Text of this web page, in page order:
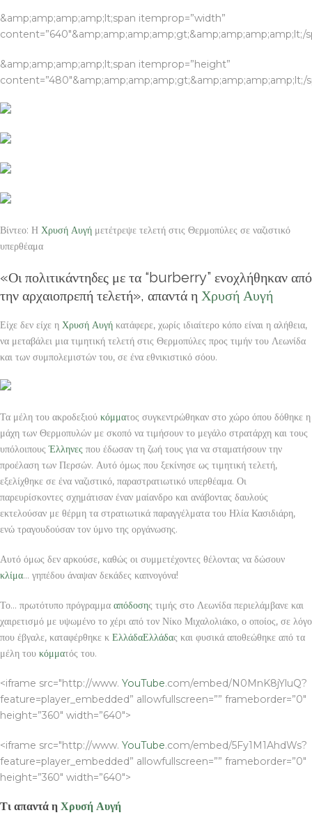
&amp;amp;amp;amp;lt;span itemprop=”width”
content=”640″&amp;amp;amp;amp;gt;&amp;amp;amp;amp;lt;/
&amp;amp;amp;amp;lt;span itemprop=”height”
content=”480″&amp;amp;amp;amp;gt;&amp;amp;amp;amp;lt;/
Βίντεο: Η Χρυσή Αυγή μετέτρεψε τελετή στις Θερμοπύλες σε ναζιστικό
υπερθέαμα
«Οι πολιτικάντηδες με τα “burberry” ενοχλήθηκαν από
την αρχαιοπρεπή τελετή», απαντά η Χρυσή Αυγή
Είχε δεν είχε η Χρυσή Αυγή κατάφερε, χωρίς ιδιαίτερο κόπο είναι η αλήθεια,
να μεταβάλει μια τιμητική τελετή στις Θερμοπύλες προς τιμήν του Λεωνίδα
και των συμπολεμιστών του, σε ένα εθνικιστικό σόου.
Τα μέλη του ακροδεξιού κόμματος συγκεντρώθηκαν στο χώρο όπου δόθηκε η
μάχη των Θερμοπυλών με σκοπό να τιμήσουν το μεγάλο στρατάρχη και τους
υπόλοιπουςΈλληνες που έδωσαν τη ζωή τους για να σταματήσουν την
προέλαση των Περσών. Αυτό όμως που ξεκίνησε ως τιμητική τελετή,
εξελίχθηκε σε ένα ναζιστικό, παραστρατιωτικό υπερθέαμα. Οι
παρευρίσκοντες σχημάτισαν έναν μαίανδρο και ανάβοντας δαυλούς
εκτελούσαν με θέρμη τα στρατιωτικά παραγγέλματα του Ηλία Κασιδιάρη,
ενώ τραγουδούσαν τον ύμνο της οργάνωσης.
Αυτό όμως δεν αρκούσε, καθώς οι συμμετέχοντες θέλοντας να δώσουν
κλίμα… γηπέδου άναψαν δεκάδες καπνογόνα!
Το… πρωτότυπο πρόγραμμα απόδοσης τιμής στο Λεωνίδα περιελάμβανε και
χαιρετισμό με υψωμένο το χέρι από τον Νίκο Μιχαλολιάκο, ο οποίος, σε λόγο
που έβγαλε, καταφέρθηκε κ ΕλλάδαΕλλάδας και φυσικά αποθεώθηκε από τα
μέλη του κόμματός του.
<iframe src="http://www. YouTube.com/embed/N0MnK8jYluQ?
feature=player_embedded” allowfullscreen=”” frameborder=”0″
height=”360″ width=”640″>
<iframe src="http://www. YouTube.com/embed/5Fy1M1AhdWs?
feature=player_embedded” allowfullscreen=”” frameborder=”0″
height=”360″ width=”640″>
Τι απαντά η Χρυσή Αυγή